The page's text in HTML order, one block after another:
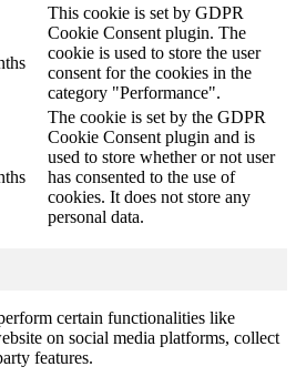
This cookie is set by GDPR
Cookie Consent plugin. The
cookie is used to store the user
consent for the cookies in the
category "Performance".
The cookie is set by the GDPR
Cookie Consent plugin and is
used to store whether or not user
has consented to the use of
cookies. It does not store any
personal data.
certain functionalities like
on social media platforms, collect
features.